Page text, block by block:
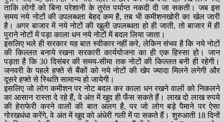
ताकि लोगों को बिना परेशानी के तुरंत पर्याप्त नकदी दी जा सकती। जब इस
समय नये नोटों की उपलब्धता बेहद कम है, तब भी कमीशनखोरी का खेल जारी
है। अगर बाजार में नये नोटों की खुली उपलब्धता हो ही जाती, तो बाजार में ही
पुराने नोटों में पड़ा काला धन नये नोटों में बदल लिया जाता।
इसलिए भले ही सरकार यह बात स्वीकार नहीं करे, लेकिन संभव है कि नये नोटों
की किल्लत बनाये रखना सरकारी कार्ययोजना का ही एक हिस्सा हो। जान
पड़ता है कि 30 दिसंबर की समय-सीमा तक नोटों की किल्लत बनी ही रहेगी।
जनवरी के पहले हफ्ते से बैंकों को नये नोटों की खेप ज्यादा मिलने लगेगी और
दूसरे हफ्ते से स्थिति सामान्य हो जायेगी।
इसलिए जो लोग कमीशन पर नोट बदल कर काला धन रखने वालों को निकलने
का आसान रास्ता दे रहे हैं, वे अंत में खुद ही फँस सकते हैं। लाख दो लाख रुपये
की हेराफेरी करने वालों की बात अलग है, पर जो लोग बड़े पैमाने पर ऐसा
गोरखधंधा करेंगे, वे अंत में खुद को अंधेरी गली में पा सकते हैं। शुरुआती 18 दिनों